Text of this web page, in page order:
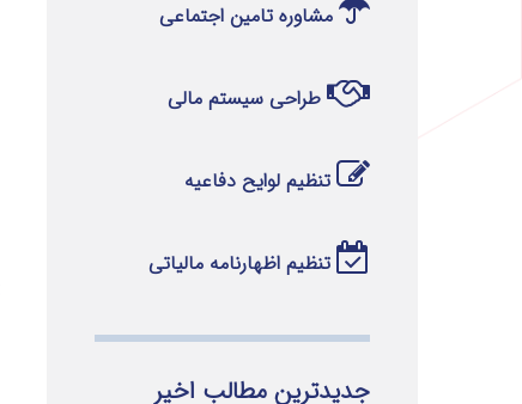
مشاوره تامین اجتماعی
طراحی سیستم مالی
تنظیم لوایح دفاعیه
تنظیم اظهارنامه مالیاتی
جدیدترین مطالب اخیر